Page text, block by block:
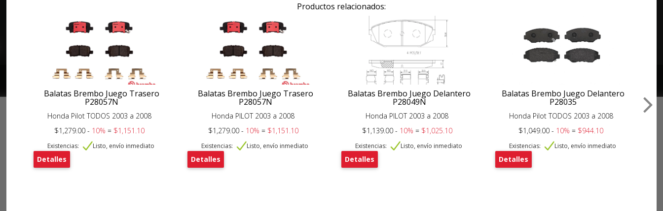
Productos relacionados:
Balatas Brembo Juego Trasero
P28057N
Honda Pilot TODOS 2003 a 2008
$1,279.00 - 10% = $1,151.10
Existencias: Listo, envío inmediato
Detalles
Balatas Brembo Juego Trasero
P28057N
Honda PILOT 2003 a 2008
$1,279.00 - 10% = $1,151.10
Existencias: Listo, envío inmediato
Detalles
Balatas Brembo Juego Delantero
P28049N
Honda PILOT 2003 a 2008
$1,139.00 - 10% = $1,025.10
Existencias: Listo, envío inmediato
Detalles
Balatas Brembo Juego Delantero
P28035
Honda Pilot TODOS 2003 a 2008
$1,049.00 - 10%= $944.10
Existencias: Listo, envío inmediato
Detalles